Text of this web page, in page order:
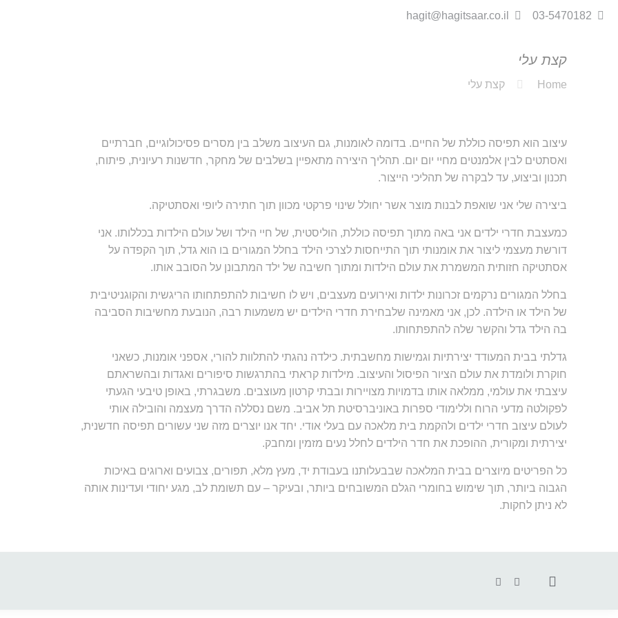
03-5470182
hagit@hagitsaar.co.il
קצת עלי
Home קצת עלי
עיצוב הוא תפיסה כוללת של החיים. בדומה לאומנות, גם העיצוב משלב בין מסרים פסיכולוגיים, חברתיים
ואסתטים לבין אלמנטים מחיי יום יום. תהליך היצירה מתאפיין בשלבים של מחקר, חדשנות רעיונית, פיתוח,
תכנון וביצוע, עד לבקרה של תהליכי הייצור.
ביצירה שלי אני שואפת לבנות מוצר אשר יחולל שינוי פרקטי מכוון תוך חתירה ליופי ואסתטיקה.
כמעצבת חדרי ילדים אני באה מתוך תפיסה כוללת, הוליסטית, של חיי הילד ושל עולם הילדות בכללותו. אני
דורשת מעצמי ליצור את אומנותי תוך התייחסות לצרכי הילד בחלל המגורים בו הוא גדל, תוך הקפדה על
אסתטיקה חזותית המשמרת את עולם הילדות ומתוך חשיבה של ילד המתבונן על הסובב אותו.
בחלל המגורים נרקמים זכרונות ילדות ואירועים מעצבים, ויש לו חשיבות להתפתחותו הריגשית והקוגניטיבית
של הילד או הילדה. לכן, אני מאמינה שלבחירת חדרי הילדים יש משמעות רבה, הנובעת מחשיבות הסביבה
בה הילד גדל והקשר שלה להתפתחותו.
גדלתי בבית המעודד יצירתיות וגמישות מחשבתית. כילדה נהגתי להתלוות להורי, אספני אומנות, כשאני
חוקרת ולומדת את עולם הציור הפיסול והעיצוב. מילדות קראתי בהתרגשות סיפורים ואגדות ובהשראתם
עיצבתי את עולמי, ממלאה אותו בדמויות מצויירות ובבתי קרטון מעוצבים. משבגרתי, באופן טיבעי הגעתי
לפקולטה מדעי הרוח וללימודי ספרות באוניברסיטת תל אביב. משם נסללה הדרך מעצמה והובילה אותי
לעולם עיצוב חדרי ילדים ולהקמת בית מלאכה עם בעלי אודי. יחד אנו יוצרים מזה שני עשורים תפיסה חדשנית,
יצירתית ומקורית, ההופכת את חדר הילדים לחלל נעים מזמין ומחבק.
כל הפריטים מיוצרים בבית המלאכה שבבעלותנו בעבודת יד, מעץ מלא, תפורים, צבועים וארוגים באיכות
הגבוה ביותר, תוך שימוש בחומרי הגלם המשובחים ביותר, ובעיקר – עם תשומת לב, מגע יחודי ועדינות אותה
לא ניתן לחקות.